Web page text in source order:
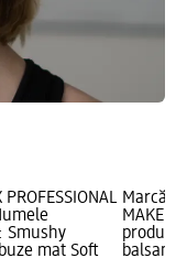
Smushy
mat Soft
Marcă:
balsam